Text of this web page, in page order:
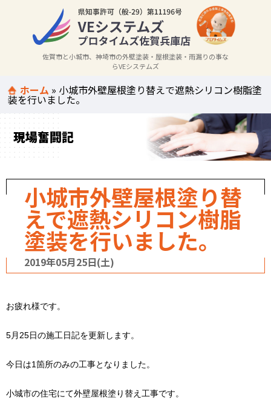
佐賀市と小城市、神埼市の外壁塗装・屋根塗装・雨漏りの事な
らVEシステムズ
ホーム » 小城市外壁屋根塗り替えで遮熱シリコン樹脂塗
装を行いました。
現場奮闘記
小城市外壁屋根塗り替
えで遮熱シリコン樹脂
塗装を行いました。
2019年05月25日(土)
お疲れ様です。
5月25日の施工日記を更新します。
今日は1箇所のみの工事となりました。
小城市の住宅にて外壁屋根塗り替え工事です。